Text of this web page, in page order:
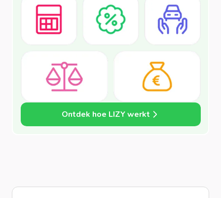
Ontdek hoe LIZY werkt